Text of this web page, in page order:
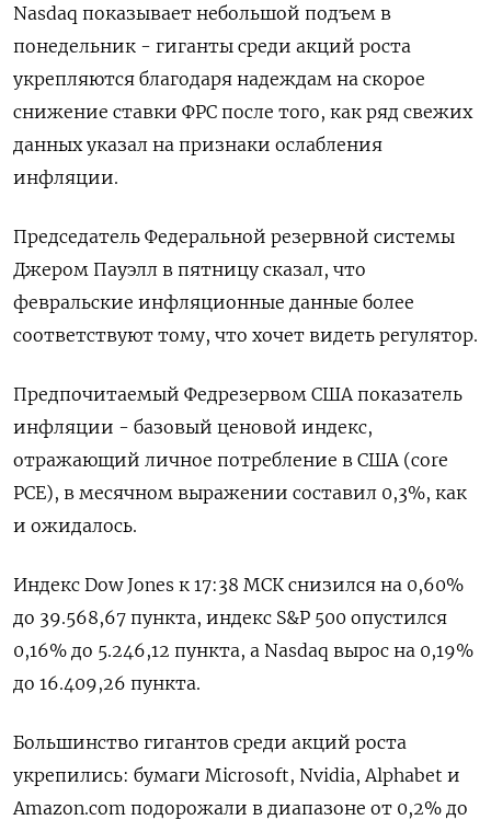
Nasdaq показывает небольшой подъем в
понедельник - гиганты среди акций роста
укрепляются благодаря надеждам на скорое
снижение ставки ФРС после того, как ряд свежих
данных указал на признаки ослабления
инфляции.
Председатель Федеральной резервной системы
Джером Пауэлл в пятницу сказал, что
февральские инфляционные данные более
соответствуют тому, что хочет видеть регулятор.
Предпочитаемый Федрезервом США показатель
инфляции - базовый ценовой индекс,
отражающий личное потребление в США (core
PCE), в месячном выражении составил 0,3%, как
и ожидалось.
Индекс Dow Jones к 17:38 МСК снизился на 0,60%
до 39.568,67 пункта, индекс S&P 500 опустился
0,16% до 5.246,12​ пункта, а Nasdaq вырос на 0,19%
до 16.409,26 пункта.
Большинство гигантов среди акций роста
укрепились: бумаги Microsoft, Nvidia, Alphabet и
Amazon.com подорожали в диапазоне от 0,2% до